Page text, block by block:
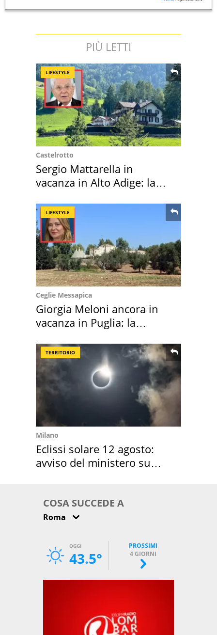
PIÙ LETTI
LIFESTYLE
Castelrotto
Sergio Mattarella in
vacanza in Alto Adige: la
LIFESTYLE
Ceglie Messapica
Giorgia Meloni ancora in
vacanza in Puglia: la
TERRITORIO
Milano
Eclissi solare 12 agosto:
avviso del ministero su